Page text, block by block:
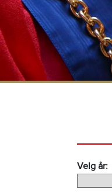
Velg år: